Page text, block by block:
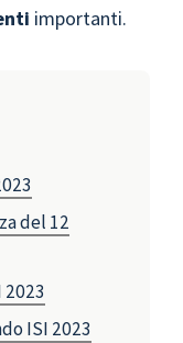
importanti.
del 12
ISI 2023